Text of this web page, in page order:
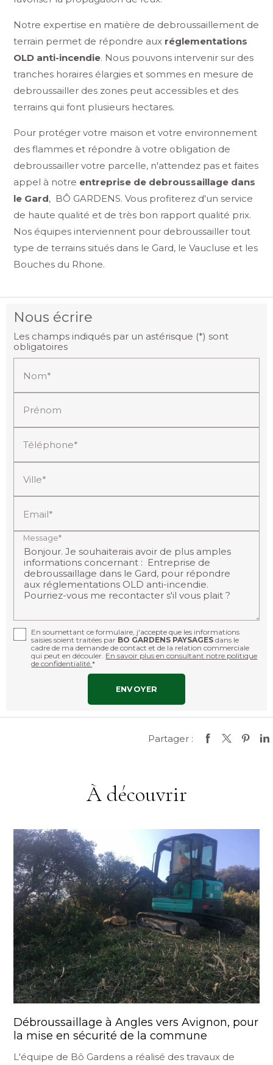
Notre expertise en matière de debroussaillement de
terrain permet de répondre aux réglementations
OLD anti-incendie. Nous pouvons intervenir sur des
tranches horaires élargies et sommes en mesure de
debroussailler des zones peut accessibles et des
terrains qui font plusieurs hectares.
Pour protéger votre maison et votre environnement
des flammes et répondre à votre obligation de
debroussailler votre parcelle, n'attendez pas et faites
appel à notre entreprise de debroussaillage dans
le Gard, BÔ GARDENS. Vous profiterez d'un service
de haute qualité et de très bon rapport qualité prix.
Nos équipes interviennent pour debroussailler tout
type de terrains situés dans le Gard, le Vaucluse et les
Bouches du Rhone.
Nous écrire
Les champs indiqués par un astérisque (*) sont
obligatoires
Nom*
Prénom
Téléphone*
Ville*
Email*
Message*
En soumettant ce formulaire, j'accepte que les informations
saisies soient traitées par BO GARDENS PAYSAGES dans le
cadre de ma demande de contact et de la relation commerciale
qui peut en découler. En savoir plus en consultant notre politique
de confidentialité.*
Partager :
À découvrir
Débroussaillage à Angles vers Avignon, pour
la mise en sécurité de la commune
L'équipe de Bô Gardens a réalisé des travaux de